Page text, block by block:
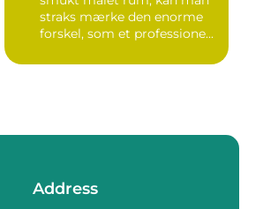
straks mærke den enorme
forskel, som et professione...
Address